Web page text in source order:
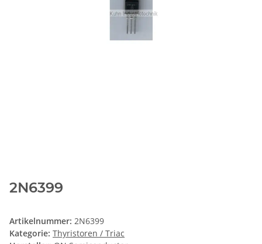
2N6399
Artikelnummer: 2N6399
Kategorie: Thyristoren / Triac